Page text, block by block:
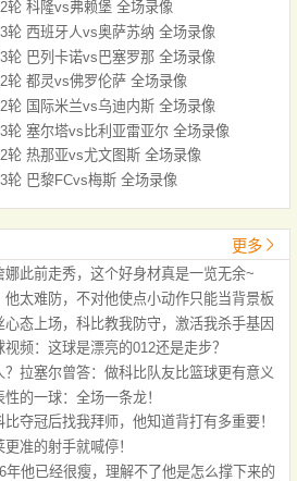
轮 科隆vs弗赖堡 全场录像
轮 西班牙人vs奥萨苏纳 全场录像
轮 巴列卡诺vs巴塞罗那 全场录像
轮 都灵vs佛罗伦萨 全场录像
轮 国际米兰vs乌迪内斯 全场录像
轮 塞尔塔vs比利亚雷亚尔 全场录像
轮 热那亚vs尤文图斯 全场录像
轮 巴黎FCvs梅斯 全场录像
更多
此前走秀，这个好身材真是一览无余~
太难防，不对他使点小动作只能当背景板
态上场，科比教我防守，激活我杀手基因
频：这球是漂亮的012还是走步？
拉塞尔曾答：做科比队友比篮球更有意义
的一球：全场一条龙！
夺冠后找我拜师，他知道背打有多重要！
准的射手就喊停！
年他已经很瘦，理解不了他是怎么撑下来的